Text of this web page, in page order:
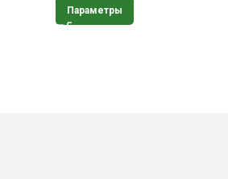
Параметры